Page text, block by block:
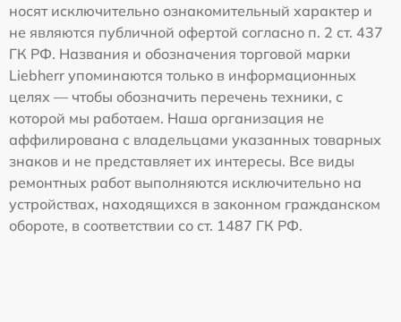
носят исключительно ознакомительный характер и
не являются публичной офертой согласно п. 2 ст. 437
ГК РФ. Названия и обозначения торговой марки
Liebherr упоминаются только в информационных
целях — чтобы обозначить перечень техники, с
которой мы работаем. Наша организация не
аффилирована с владельцами указанных товарных
знаков и не представляет их интересы. Все виды
ремонтных работ выполняются исключительно на
устройствах, находящихся в законном гражданском
обороте, в соответствии со ст. 1487 ГК РФ.